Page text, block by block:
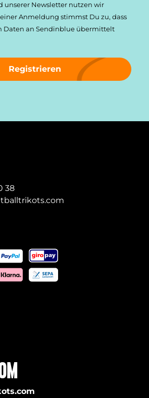
unserer Newsletter nutzen wir
Anmeldung stimmst Du zu, dass
Daten an Sendinblue übermittelt
Registrieren
38